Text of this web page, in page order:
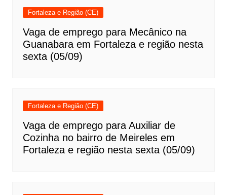
Fortaleza e Região (CE)
Vaga de emprego para Mecânico na
Guanabara em Fortaleza e região nesta
sexta (05/09)
Fortaleza e Região (CE)
Vaga de emprego para Auxiliar de
Cozinha no bairro de Meireles em
Fortaleza e região nesta sexta (05/09)